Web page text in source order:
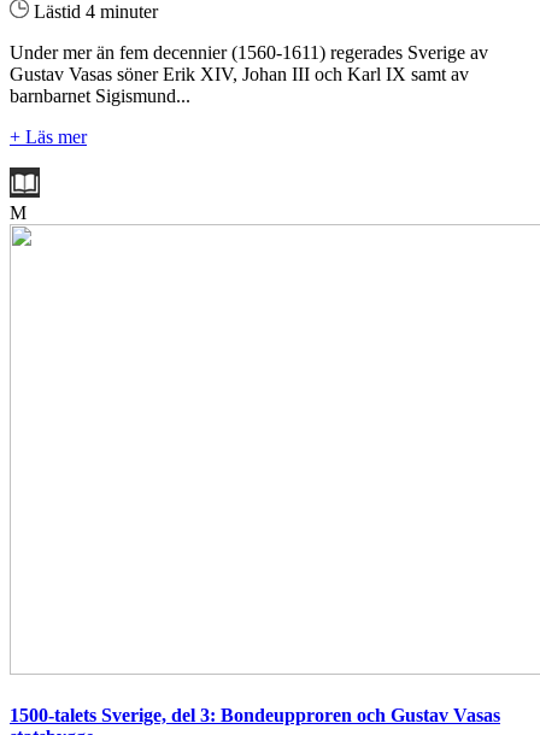
Lästid 4 minuter
Under mer än fem decennier (1560-1611) regerades Sverige av
Gustav Vasas söner Erik XIV, Johan III och Karl IX samt av
barnbarnet Sigismund...
+ Läs mer
M
1500-talets Sverige, del 3: Bondeupproren och Gustav Vasas